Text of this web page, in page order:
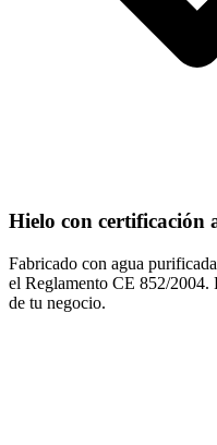
Hielo con certificación
Fabricado con agua
el Reglamento CE 852/2004.
de tu negocio.